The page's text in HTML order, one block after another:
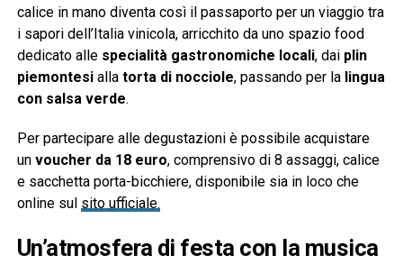
calice in mano diventa così il passaporto per un viaggio tra
i sapori dell’Italia vinicola, arricchito da uno spazio food
dedicato alle specialità gastronomiche locali, dai plin
piemontesialla torta di nocciole, passando per la lingua
con salsa verde.
Per partecipare alle degustazioni è possibile acquistare
un voucher da 18 euro, comprensivo di 8 assaggi, calice
e sacchetta porta-bicchiere, disponibile sia in loco che
online sul sito ufficiale.
Un’atmosfera di festa con la musica